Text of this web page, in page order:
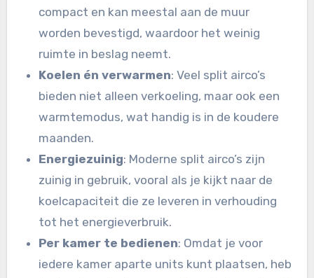
compact en kan meestal aan de muur
worden bevestigd, waardoor het weinig
ruimte in beslag neemt.
Koelen én verwarmen: Veel split airco’s
bieden niet alleen verkoeling, maar ook een
warmtemodus, wat handig is in de koudere
maanden.
Energiezuinig: Moderne split airco’s zijn
zuinig in gebruik, vooral als je kijkt naar de
koelcapaciteit die ze leveren in verhouding
tot het energieverbruik.
Per kamer te bedienen: Omdat je voor
iedere kamer aparte units kunt plaatsen, heb